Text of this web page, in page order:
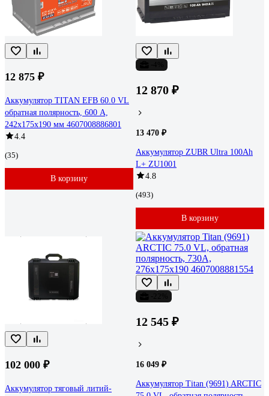
12 875 ₽
Аккумулятор TITAN EFB 60.0 VL
обратная полярность, 600 А,
242x175x190 мм 4607008886801
4.4
(35)
В корзину
12 870 ₽
13 470 ₽
Аккумулятор ZUBR Ultra 100Ah
L+ ZU1001
4.8
(493)
В корзину
102 000 ₽
Аккумулятор тяговый литий-
12 545 ₽
16 049 ₽
Аккумулятор Titan (9691) ARCTIC